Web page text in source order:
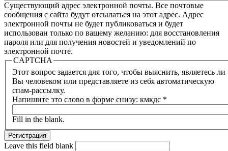
Существующий адрес электронной почты. Все почтовые
сообщения с сайта будут отсылаться на этот адрес. Адрес
электронной почты не будет публиковаться и будет
использован только по вашему желанию: для восстановления
пароля или для получения новостей и уведомлений по
электронной почте.
CAPTCHA
Этот вопрос задается для того, чтобы выяснить, являетесь ли
Вы человеком или представляете из себя автоматическую
спам-рассылку.
Напишите это слово в форме снизу: кмкдс *
Fill in the blank.
Leave this field blank